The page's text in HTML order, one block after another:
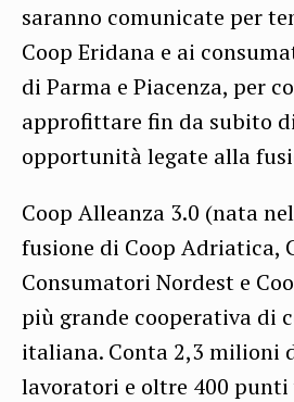
saranno comunicate per
Coop Eridana e ai
di Parma e Piacenza, per
approfittare fin da subito
opportunità legate alla
Coop Alleanza 3.0 (nata
fusione di Coop Adriatica,
Consumatori Nordest e
più grande cooperativa di
italiana. Conta 2,3 milioni
lavoratori e oltre 400 punti